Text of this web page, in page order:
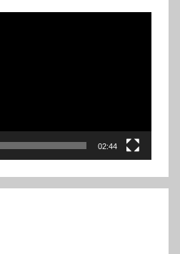
02:44